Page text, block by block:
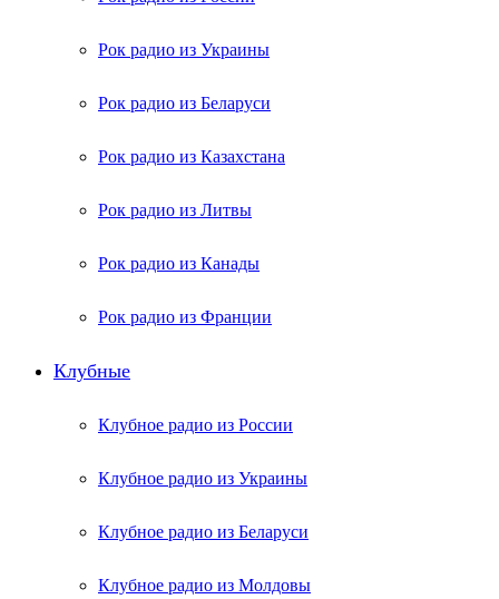
Рок радио из Украины
Рок радио из Беларуси
Рок радио из Казахстана
Рок радио из Литвы
Рок радио из Канады
Рок радио из Франции
Клубные
Клубное радио из России
Клубное радио из Украины
Клубное радио из Беларуси
Клубное радио из Молдовы